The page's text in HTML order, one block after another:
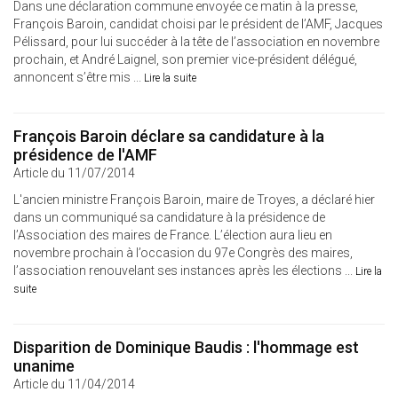
Dans une déclaration commune envoyée ce matin à la presse,
François Baroin, candidat choisi par le président de l’AMF, Jacques
Pélissard, pour lui succéder à la tête de l’association en novembre
prochain, et André Laignel, son premier vice-président délégué,
annoncent s’être mis ... Lire la suite
François Baroin déclare sa candidature à la
présidence de l'AMF
Article du 11/07/2014
L'ancien ministre François Baroin, maire de Troyes, a déclaré hier
dans un communiqué sa candidature à la présidence de
l’Association des maires de France. L’élection aura lieu en
novembre prochain à l’occasion du 97e Congrès des maires,
l’association renouvelant ses instances après les élections ... Lire la
suite
Disparition de Dominique Baudis : l'hommage est
unanime
Article du 11/04/2014